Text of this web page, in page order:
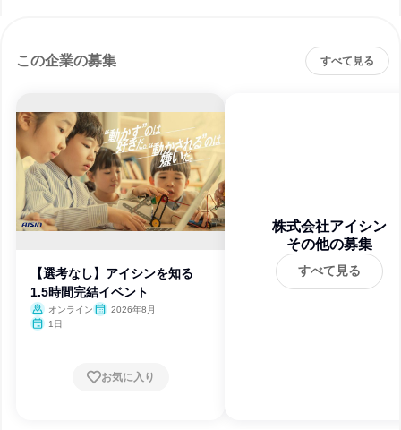
この企業の募集 すべて見る
【選考なし】アイシンを知る
1.5時間完結イベント
オンライン
2026年8月
1日
お気に入り
株式会社アイシン
その他の募集
すべて見る